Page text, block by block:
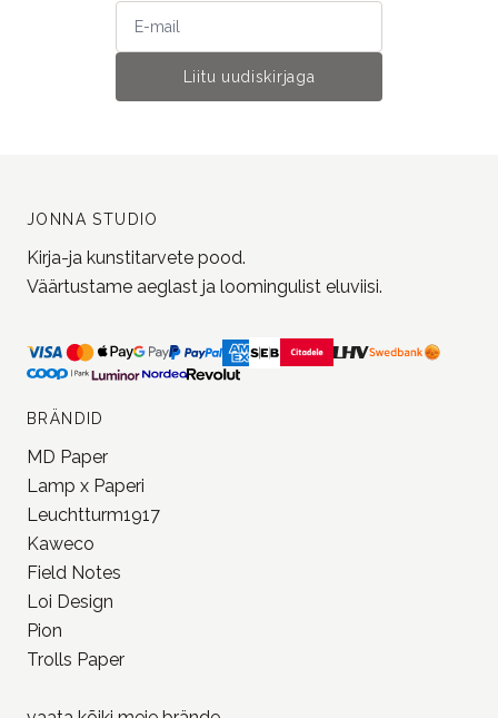
Liitu uudiskirjaga
JONNA STUDIO
Kirja-ja kunstitarvete pood.
Väärtustame aeglast ja loomingulist eluviisi.
BRÄNDID
MD Paper
Lamp x Paperi
Leuchtturm1917
Kaweco
Field Notes
Loi Design
Pion
Trolls Paper